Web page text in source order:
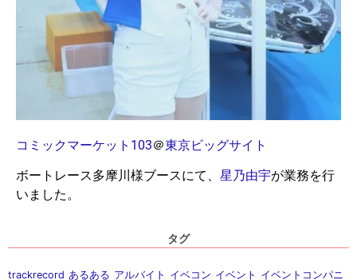
コミックマーケット103＠東京ビッグサイト
ボートレース多摩川様ブースにて、 星乃由宇が業務を行
いました。
タグ
trackrecord あるある アルバイト イベコン イベント イベントコンパニ